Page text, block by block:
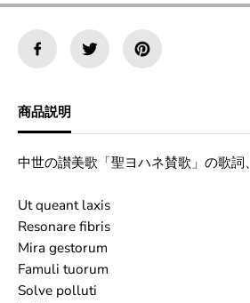
階
・
バ
イ
オ
ニ
ッ
ク
ス
社
ソ
ル
フ
ェ
ジ
チ
階
バ
イ
ク
ス
社
ソ
フ
ェ
ジ
商品説明
中世の讃美歌「聖ヨハネ賛歌」の歌詞、
Ut queant laxis
Resonare fibris
Mira gestorum
Famuli tuorum
Solve polluti